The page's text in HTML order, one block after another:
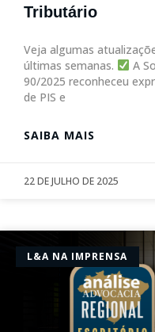
Tributário
Veja algumas
últimas semanas.
A
90/2025 reconheceu
de PIS e
SAIBA MAIS
22 DE JULHO DE 2025
L&A NA IMPRENSA